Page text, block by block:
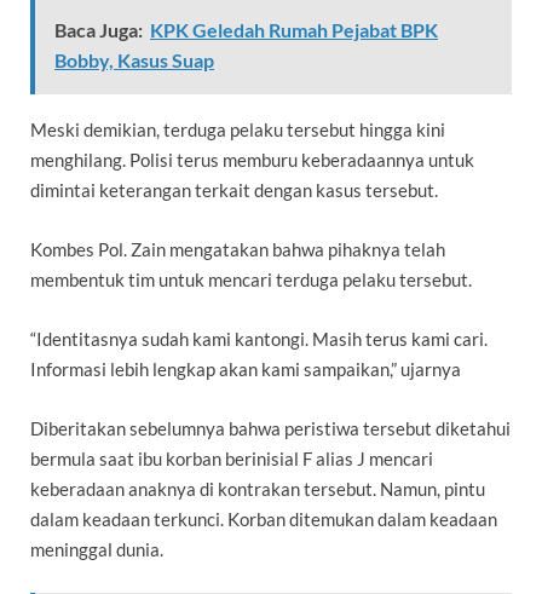
Baca Juga: KPK Geledah Rumah Pejabat BPK
Bobby, Kasus Suap
Meski demikian, terduga pelaku tersebut hingga kini
menghilang. Polisi terus memburu keberadaannya untuk
dimintai keterangan terkait dengan kasus tersebut.
Kombes Pol. Zain mengatakan bahwa pihaknya telah
membentuk tim untuk mencari terduga pelaku tersebut.
“Identitasnya sudah kami kantongi. Masih terus kami cari.
Informasi lebih lengkap akan kami sampaikan,” ujarnya
Diberitakan sebelumnya bahwa peristiwa tersebut diketahui
bermula saat ibu korban berinisial F alias J mencari
keberadaan anaknya di kontrakan tersebut. Namun, pintu
dalam keadaan terkunci. Korban ditemukan dalam keadaan
meninggal dunia.